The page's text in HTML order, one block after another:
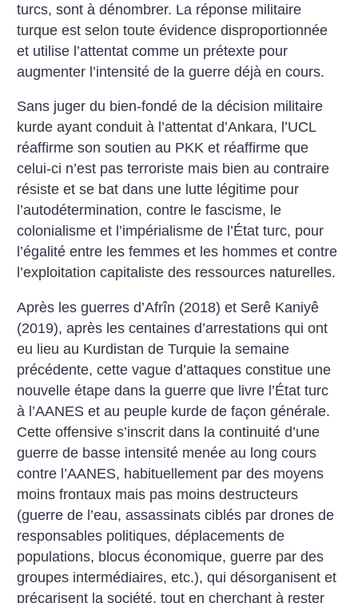
turcs, sont à dénombrer. La réponse militaire
turque est selon toute évidence disproportionnée
et utilise l’attentat comme un prétexte pour
augmenter l’intensité de la guerre déjà en cours.
Sans juger du bien-fondé de la décision militaire
kurde ayant conduit à l’attentat d’Ankara, l’UCL
réaffirme son soutien au PKK et réaffirme que
celui-ci n’est pas terroriste mais bien au contraire
résiste et se bat dans une lutte légitime pour
l’autodétermination, contre le fascisme, le
colonialisme et l’impérialisme de l’État turc, pour
l’égalité entre les femmes et les hommes et contre
l’exploitation capitaliste des ressources naturelles.
Après les guerres d’Afrîn (2018) et Serê Kaniyê
(2019), après les centaines d’arrestations qui ont
eu lieu au Kurdistan de Turquie la semaine
précédente, cette vague d’attaques constitue une
nouvelle étape dans la guerre que livre l’État turc
à l’AANES et au peuple kurde de façon générale.
Cette offensive s’inscrit dans la continuité d’une
guerre de basse intensité menée au long cours
contre l’AANES, habituellement par des moyens
moins frontaux mais pas moins destructeurs
(guerre de l’eau, assassinats ciblés par drones de
responsables politiques, déplacements de
populations, blocus économique, guerre par des
groupes intermédiaires, etc.), qui désorganisent et
précarisent la société, tout en cherchant à rester